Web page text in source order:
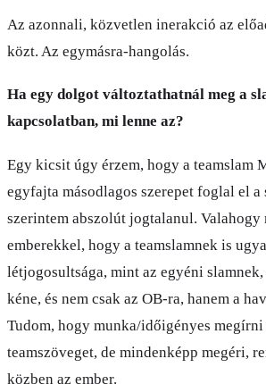
Az azonnali, közvetlen inerakció az
közt. Az egymásra-hangolás.
Ha egy dolgot változtathatnál meg a
kapcsolatban, mi lenne az?
Egy kicsit úgy érzem, hogy a teamslam
egyfajta másodlagos szerepet foglal el a
szerintem abszolút jogtalanul. Valahogy
emberekkel, hogy a teamslamnek is
létjogosultsága, mint az egyéni
kéne, és nem csak az OB-ra, hanem a
Tudom, hogy munka/időigényes
teamszöveget, de mindenképp megéri,
közben az ember.